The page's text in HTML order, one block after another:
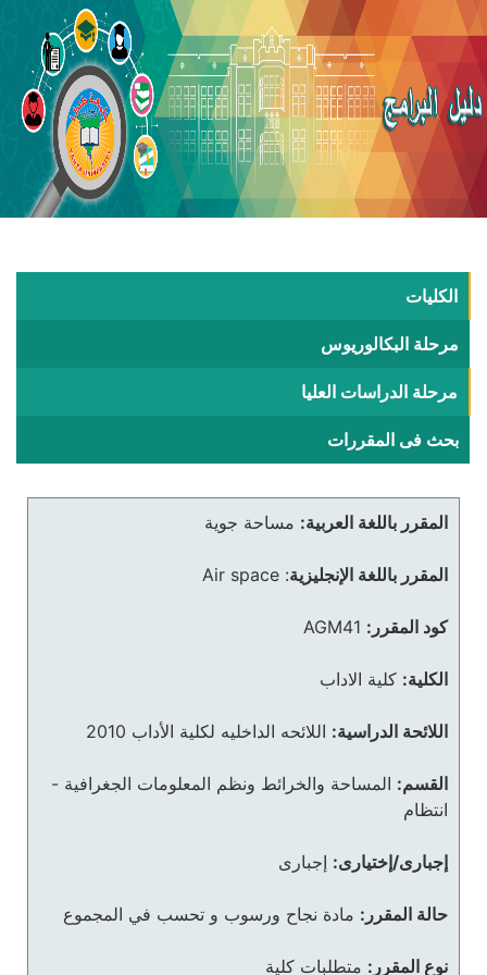
الكليات
مرحلة البكالوريوس
مرحلة الدراسات العليا
بحث فى المقررات
المقرر باللغة العربية: مساحة جوية
المقرر باللغة الإنجليزية:
Air space
كود المقرر: AGM41
الكلية: كلية الاداب
اللائحة الدراسية: اللائحه الداخليه لكلية الأداب 2010
القسم: المساحة والخرائط ونظم المعلومات الجغرافية -
انتظام
إجبارى/إختيارى: إجبارى
حالة المقرر: مادة نجاح ورسوب و تحسب في المجموع
نوع المقرر: متطلبات كلية